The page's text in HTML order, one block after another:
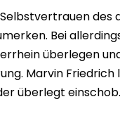
des
Bei
überlegen
Marvin
überlegt einschob.